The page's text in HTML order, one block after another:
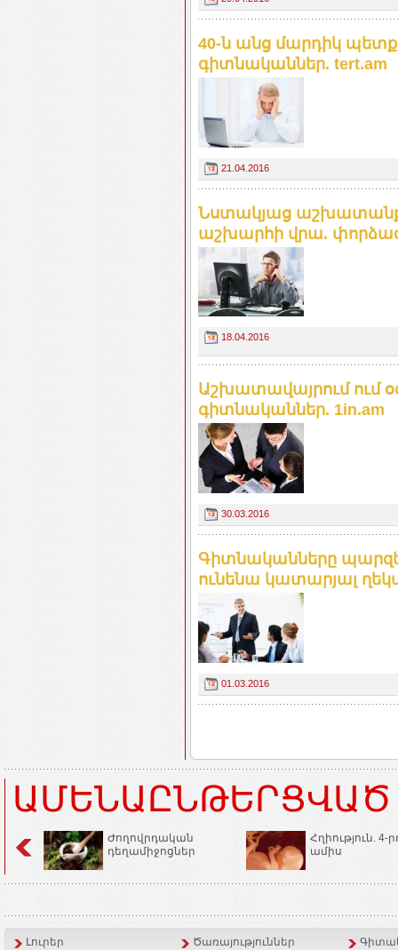
40-ն անց մարդիկ
գիտնականներ. tert.am
21.04.2016
Նստակյաց
աշխարհի վրա.
18.04.2016
Աշխատավայրում ում
գիտնականներ. 1in.am
30.03.2016
Գիտնականները
ունենա կատարյալ
01.03.2016
Ժողովրդական
դեղամիջոցներ
Հղիություն. 4-
ամիս
Լուրեր Ծառայություններ